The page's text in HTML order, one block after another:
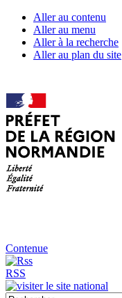
Aller au contenu
Aller au menu
Aller à la recherche
Aller au plan du site
Contenue
RSS